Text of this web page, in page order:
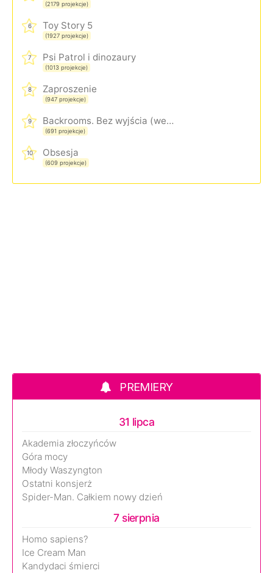
(2179 projekcje)
6 Toy Story 5
(1927 projekcje)
7 Psi Patrol i dinozaury
(1013 projekcje)
8 Zaproszenie
(947 projekcje)
9 Backrooms. Bez wyjścia (wersja rozszerzona)
(691 projekcje)
10 Obsesja
(609 projekcje)
PREMIERY
31 lipca
Akademia złoczyńców
Góra mocy
Młody Waszyngton
Ostatni konsjerż
Spider-Man. Całkiem nowy dzień
7 sierpnia
Homo sapiens?
Ice Cream Man
Kandydaci śmierci